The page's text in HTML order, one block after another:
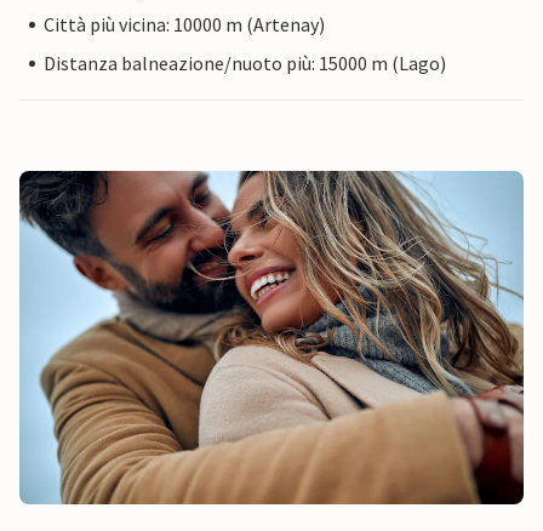
Città più vicina: 10000 m (Artenay)
Distanza balneazione/nuoto più: 15000 m (Lago)